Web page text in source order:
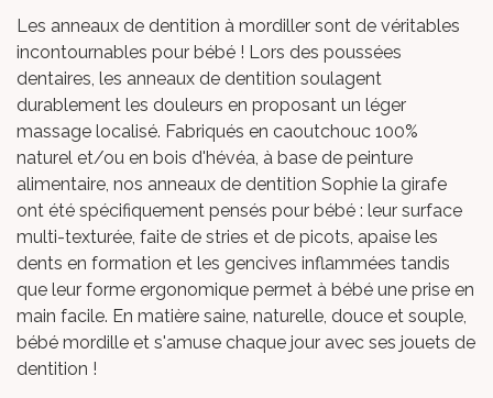
Les anneaux de dentition à mordiller sont de véritables
incontournables pour bébé ! Lors des poussées
dentaires, les anneaux de dentition soulagent
durablement les douleurs en proposant un léger
massage localisé. Fabriqués en caoutchouc 100%
naturel et/ou en bois d'hévéa, à base de peinture
alimentaire, nos anneaux de dentition Sophie la girafe
ont été spécifiquement pensés pour bébé : leur surface
multi-texturée, faite de stries et de picots, apaise les
dents en formation et les gencives inflammées tandis
que leur forme ergonomique permet à bébé une prise en
main facile. En matière saine, naturelle, douce et souple,
bébé mordille et s'amuse chaque jour avec ses jouets de
dentition !